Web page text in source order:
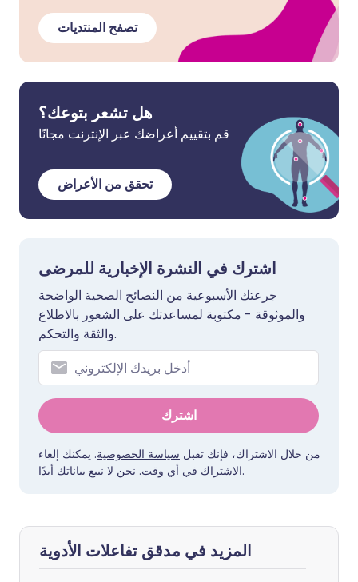
تصفح المنتديات
هل تشعر بتوعك؟
قم بتقييم أعراضك عبر الإنترنت مجانًا
تحقق من الأعراض
اشترك في النشرة الإخبارية للمرضى
جرعتك الأسبوعية من النصائح الصحية الواضحة
والموثوقة - مكتوبة لمساعدتك على الشعور بالاطلاع
والثقة والتحكم.
اشترك
من خلال الاشتراك، فإنك تقبل سياسة الخصوصية. يمكنك إلغاء
الاشتراك في أي وقت. نحن لا نبيع بياناتك أبدًا.
المزيد في مدقق تفاعلات الأدوية